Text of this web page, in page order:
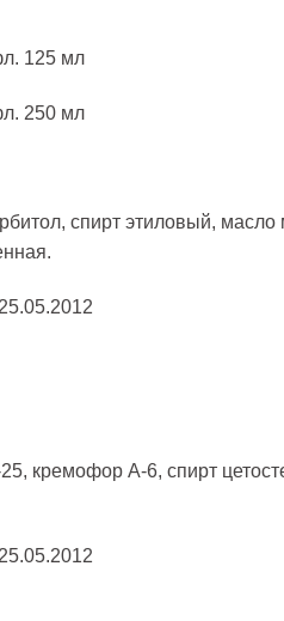
125 мл
250 мл
спирт этиловый,
кремофор A-6, спирт